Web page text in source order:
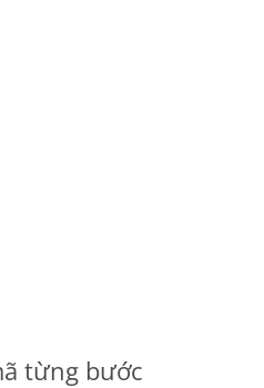
từng bước